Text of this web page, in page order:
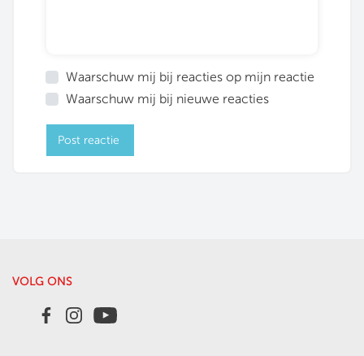
Waarschuw mij bij reacties op mijn reactie
Waarschuw mij bij nieuwe reacties
Post reactie
VOLG ONS